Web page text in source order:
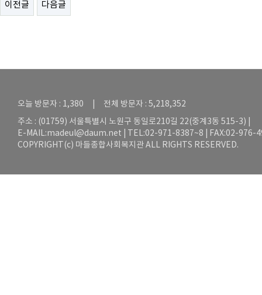
이전글 다음글
오늘 방문자 : 1,380 | 전체 방문자 : 5,218,352
주소 : (01759) 서울특별시 노원구 동일로210길 22(중계3동 515-3) |
E-MAIL:madeul@daum.net | TEL:02-971-8387~8 | FAX:02-976-
COPYRIGHT(c) 마들종합사회복지관 ALL RIGHTS RESERVED.